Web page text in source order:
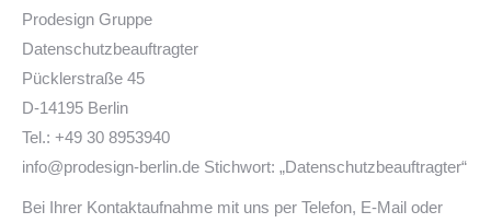
Prodesign Gruppe
Datenschutzbeauftragter
Pücklerstraße 45
D-14195 Berlin
Tel.: +49 30 8953940
info@prodesign-berlin.de Stichwort: „Datenschutzbeauftragter“
Bei Ihrer Kontaktaufnahme mit uns per Telefon, E-Mail oder